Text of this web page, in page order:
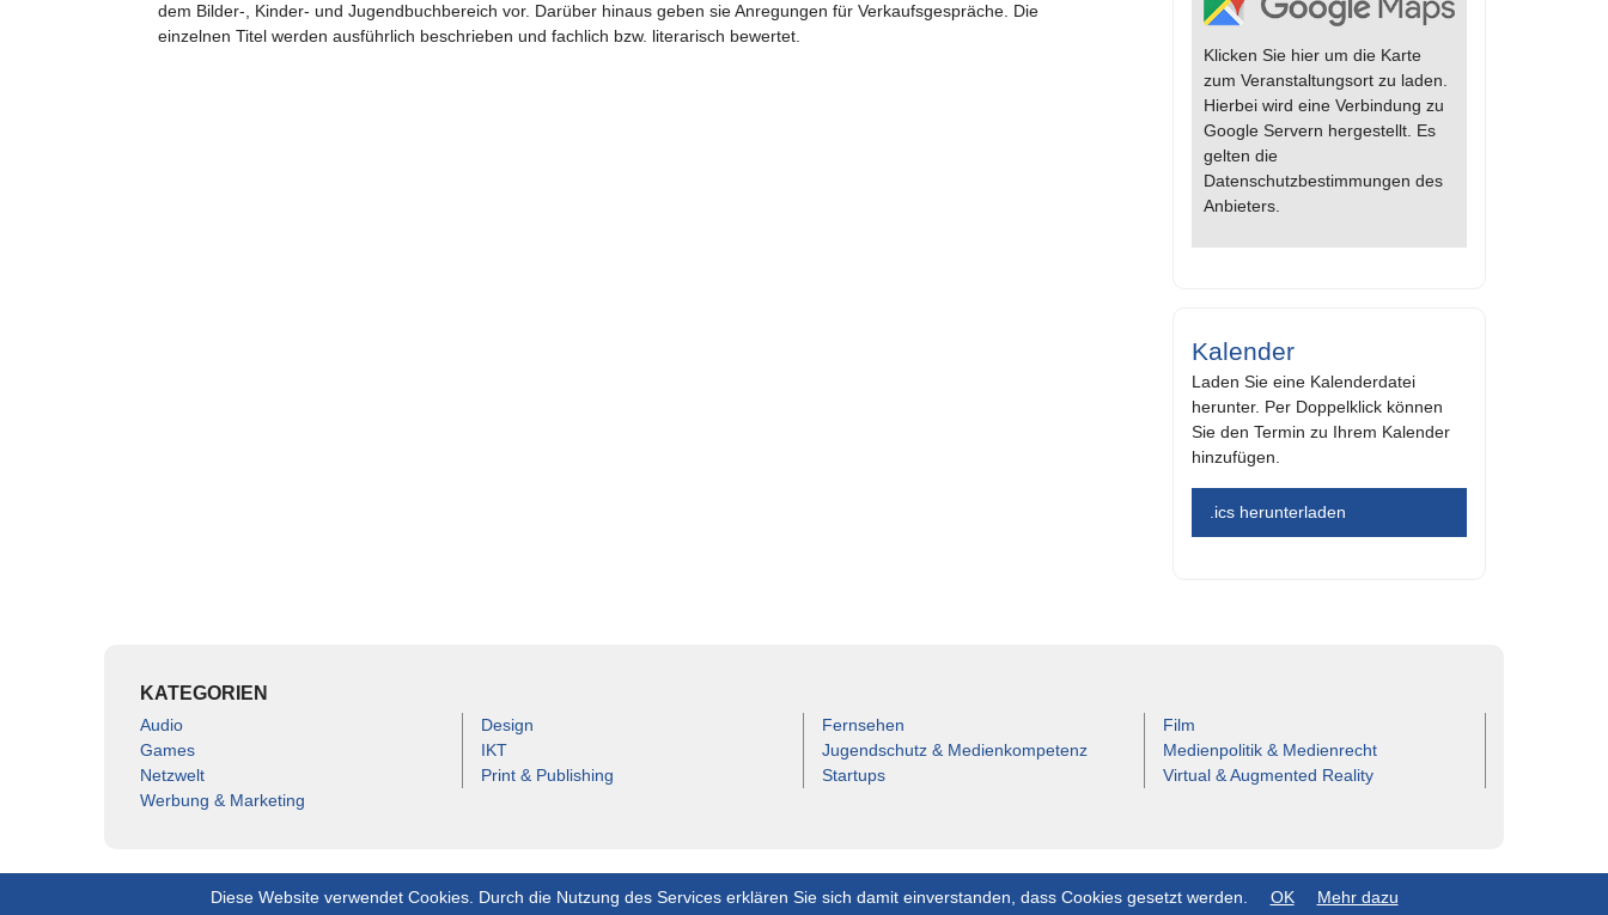
dem Bilder-, Kinder- und Jugendbuchbereich vor. Darüber hinaus geben sie Anregungen für Verkaufsgespräche. Die
einzelnen Titel werden ausführlich beschrieben und fachlich bzw. literarisch bewertet.
Klicken Sie hier um die Karte
zum Veranstaltungsort zu laden.
Hierbei wird eine Verbindung zu
Google Servern hergestellt. Es
gelten die
Datenschutzbestimmungen des
Anbieters.
Kalender
Laden Sie eine Kalenderdatei
herunter. Per Doppelklick können
Sie den Termin zu Ihrem Kalender
hinzufügen.
.ics herunterladen
KATEGORIEN
Audio Design Fernsehen
Film
Games
IKT Jugendschutz & Medienkompetenz
Medienpolitik & Medienrecht
Netzwelt
Print & Publishing Startups
Virtual & Augmented Reality
Werbung & Marketing
Diese Website verwendet Cookies. Durch die Nutzung des Services erklären Sie sich damit einverstanden, dass Cookies gesetzt werden. OK Mehr dazu